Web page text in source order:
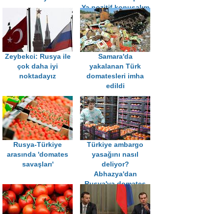
Ya pozitif konuşalım
ya susalım
Zeybekci: Rusya ile
çok daha iyi
noktadayız
Samara'da
yakalanan Türk
domatesleri imha
edildi
Rusya-Türkiye
arasında 'domates
savaşları'
Türkiye ambargo
yasağını nasıl
deliyor?
Abhazya'dan
Rusya'ya domates
ihracatı 15 kat arttı